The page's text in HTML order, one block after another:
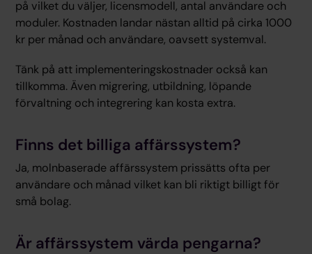
på vilket du väljer, licensmodell, antal användare och
moduler. Kostnaden landar nästan alltid på cirka 1000
kr per månad och användare, oavsett systemval.
Tänk på att implementeringskostnader också kan
tillkomma. Även migrering, utbildning, löpande
förvaltning och integrering kan kosta extra.
Finns det billiga affärssystem?
Ja, molnbaserade affärssystem prissätts ofta per
användare och månad vilket kan bli riktigt billigt för
små bolag.
Är affärssystem värda pengarna?